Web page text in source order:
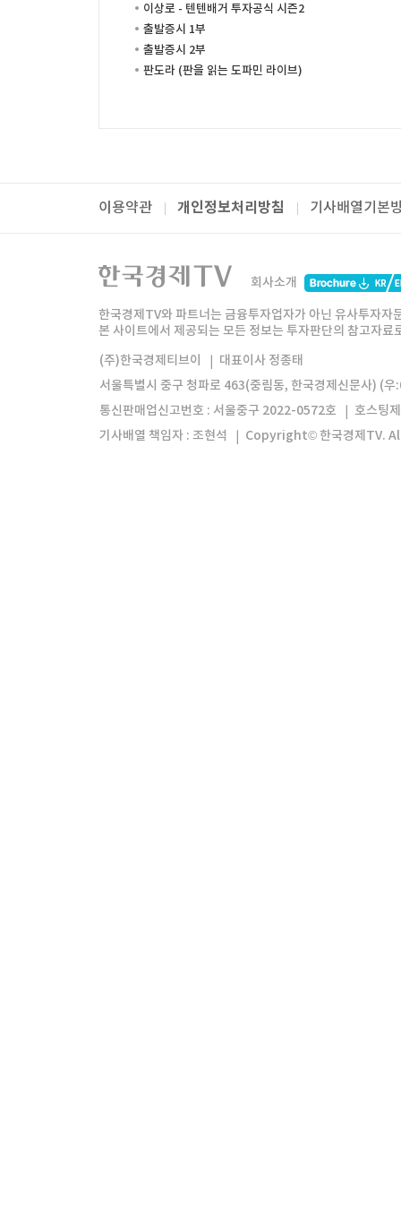
이상로 - 텐텐배거 투자공식 시즌2
출발증시 1부
출발증시 2부
판도라 (판을 읽는 도파민 라이브)
이용약관 개인정보처리방침 기사배열기본
패밀리사이트
한국경제TV
한경미디어그룹 한국경제신문 한국경제
모바일앱 한국경제TV앱
회사소개
한국경제TV와 파트너는 금융투자업자가 아닌 유사투자
본 사이트에서 제공되는 모든 정보는 투자판단의 참고자
(주)한국경제티브이
대표이사 정종태
서울특별시 중구 청파로 463(중림동, 한국경제신문사) (
통신판매업신고번호 : 서울중구 2022-0572호
호스팅
기사배열 책임자 : 조현석
Copyright© 한국경제TV.